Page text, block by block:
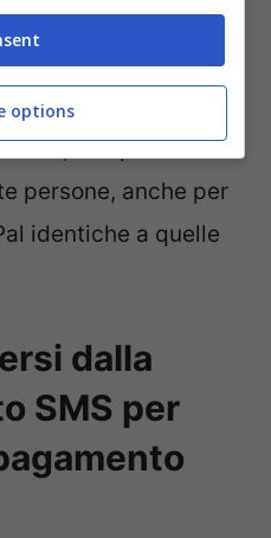
quale si legge si
numero della
PayPal. Insomma,
che potrebbe
persone, anche per
identiche a quelle
dalla
SMS per
options